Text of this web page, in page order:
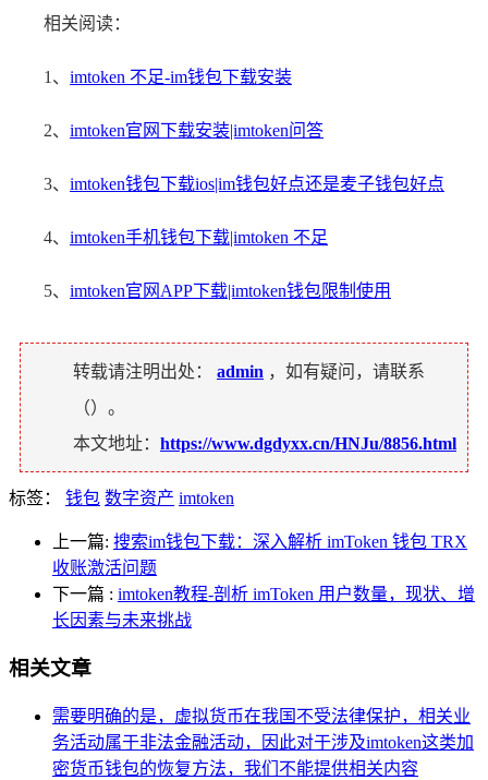
相关阅读：
1、 imtoken 不足-im钱包下载安装
2、 imtoken官网下载安装|imtoken问答
3、 imtoken钱包下载ios|im钱包好点还是麦子钱包好点
4、 imtoken手机钱包下载|imtoken 不足
5、 imtoken官网APP下载|imtoken钱包限制使用
转载请注明出处： admin ，如有疑问，请联系
（）。
本文地址： https://www.dgdyxx.cn/HNJu/8856.html
标签： 钱包 数字资产 imtoken
上一篇: 搜索im钱包下载：深入解析 imToken 钱包 TRX
收账激活问题
下一篇 : imtoken教程-剖析 imToken 用户数量，现状、增
长因素与未来挑战
相关文章
需要明确的是，虚拟货币在我国不受法律保护，相关业
务活动属于非法金融活动，因此对于涉及imtoken这类加
密货币钱包的恢复方法，我们不能提供相关内容